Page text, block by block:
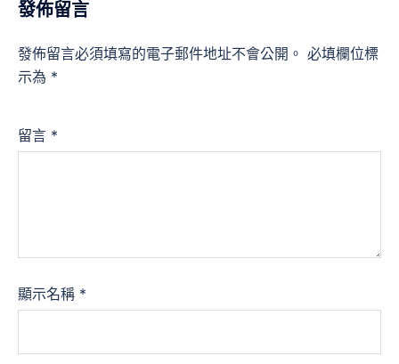
發佈留言
發佈留言必須填寫的電子郵件地址不會公開。 必填欄位標
示為 *
留言 *
顯示名稱 *